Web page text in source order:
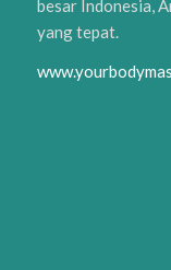
besar Indonesia,
yang tepat.